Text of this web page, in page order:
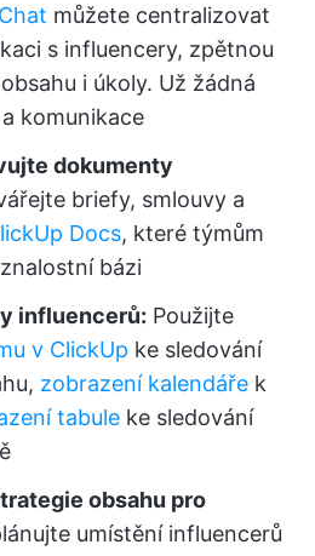
můžete centralizovat
s influencery, zpětnou
i úkoly. Už žádná
komunikace
dokumenty
briefy, smlouvy a
Docs, které týmům
bázi
influencerů: Použijte
v ClickUp ke sledování
zobrazení kalendáře k
tabule ke sledování
obsahu pro
umístění influencerů